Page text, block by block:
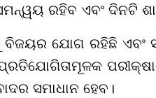
ରହିବ ଏବଂ ଦିନଟି
ଯୋଗ ରହିଛି ଏବଂ
ପ୍ରତିଯୋଗିତାମୂଳକ
ସମାଧାନ ହେବ।